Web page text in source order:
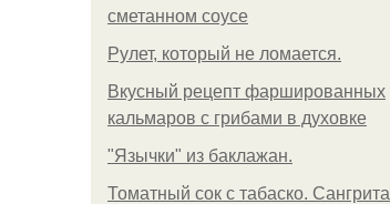
сметанном соусе
Рулет, который не ломается.
Вкусный рецепт фаршированных
кальмаров с грибами в духовке
"Язычки" из баклажан.
Томатный сок с табаско. Сангрита